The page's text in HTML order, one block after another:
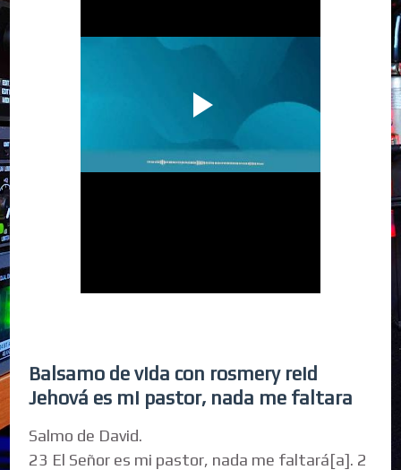
Balsamo de vida con rosmery reid
Jehová es mi pastor, nada me faltara
Salmo de David.
23 El Señor es mi pastor, nada me faltará[a]. 2